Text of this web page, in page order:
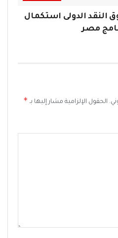
النقد الدولى استكمال
مصر
الحقول الإلزامية مشار إليها بـ *